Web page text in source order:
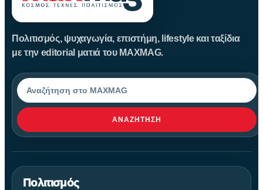
Πολιτισμός, ψυχαγωγία, επιστήμη, lifestyle και ταξίδια
με την editorial ματιά του MAXMAG.
Αναζήτηση
ΑΝΑΖΉΤΗΣΗ
Πολιτισμός